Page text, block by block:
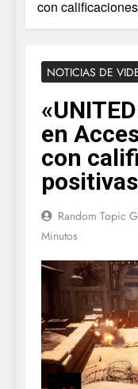
con
NOTICIAS DE
en
con
Random Topic
Minutos